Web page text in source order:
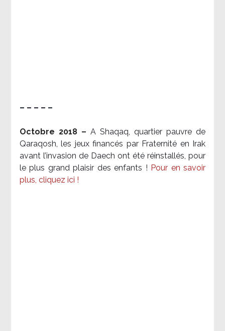
– – – – –
Octobre 2018 – A Shaqaq, quartier pauvre de
Qaraqosh, les jeux financés par Fraternité en Irak​
avant l’invasion de Daech ont été réinstallés, pour
le plus grand plaisir des enfants ! Pour en savoir
plus, cliquez ici !